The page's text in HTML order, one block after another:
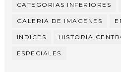
CATEGORIAS INFERIORES
GALERIA DE IMAGENES
INDICES HISTORIA
ESPECIALES